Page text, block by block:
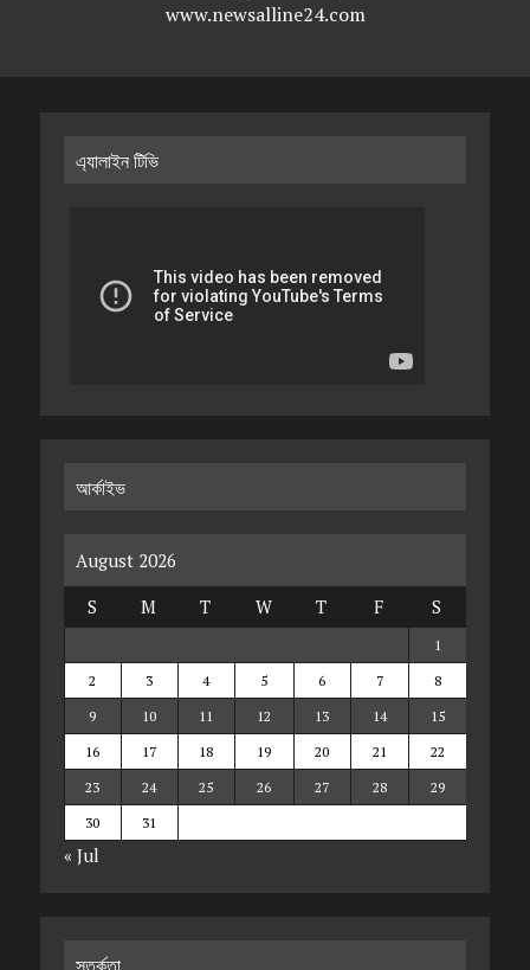
www.newsalline24.com
এ্যালাইন টিভি
আর্কাইভ
August 2026
S
M T W T F S
1
2
3 4 5 6 7
8
9
10 11 12 13 14
15
16
17 18 19 20 21
22
23
24 25 26 27 28
29
30
31
« Jul